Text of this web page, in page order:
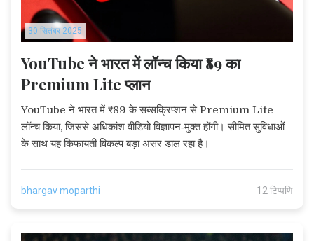
30 सितंबर 2025
YouTube ने भारत में लॉन्च किया ₹89 का
Premium Lite प्लान
YouTube ने भारत में ₹89 के सब्सक्रिप्शन से Premium Lite
लॉन्च किया, जिससे अधिकांश वीडियो विज्ञापन‑मुक्त होंगी। सीमित सुविधाओं
के साथ यह किफायती विकल्प बड़ा असर डाल रहा है।
bhargav moparthi 12 टिप्पणि